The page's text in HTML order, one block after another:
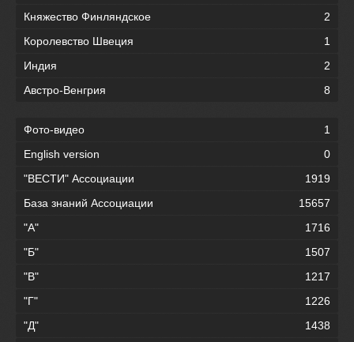
Княжество Финляндское
2
Королевство Швеция
1
Индия
2
Австро-Венгрия
8
Фото-видео
1
English version
0
"ВЕСТИ" Ассоциации
1919
База знаний Ассоциации
15657
"А"
1716
"Б"
1507
"В"
1217
"Г"
1226
"Д"
1438